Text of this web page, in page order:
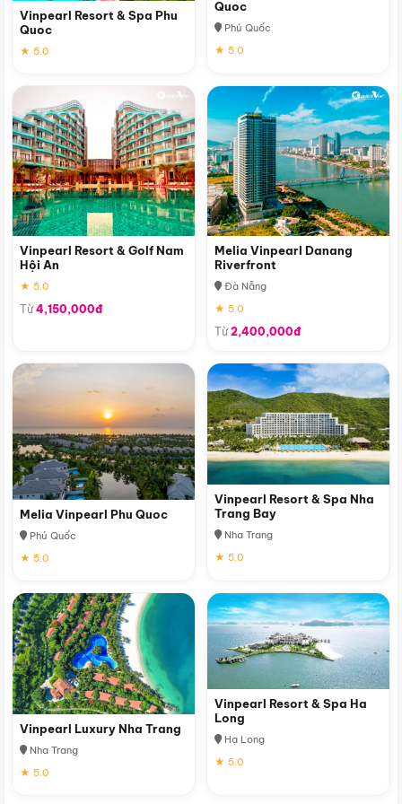
Vinpearl Resort & Spa Phu
Quoc
★ 5.0
Quoc
Phú Quốc
★ 5.0
Vinpearl Resort & Golf Nam
Hội An
★ 5.0
Từ4,150,000đ
Melia Vinpearl Danang
Riverfront
Đà Nẵng
★ 5.0
Từ2,400,000đ
Melia Vinpearl Phu Quoc
Phú Quốc
★ 5.0
Vinpearl Resort & Spa Nha
Trang Bay
Nha Trang
★ 5.0
Vinpearl Luxury Nha Trang
Nha Trang
★ 5.0
Vinpearl Resort & Spa Ha
Long
Hạ Long
★ 5.0